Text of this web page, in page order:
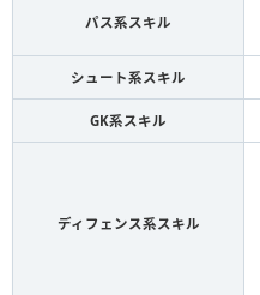
パス系スキル
シュート系スキル
GK系スキル
ディフェンス系スキル